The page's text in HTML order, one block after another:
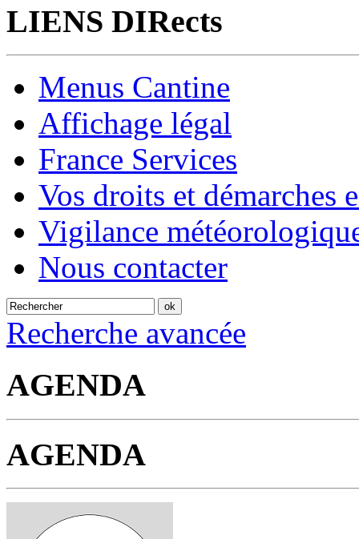
LIENS DIRects
Menus Cantine
Affichage légal
France Services
Vos droits et démarches
Vigilance
Nous contacter
Recherche avancée
AGENDA
AGENDA